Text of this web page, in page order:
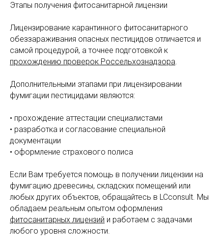
️Этапы получения фитосанитарной лицензии
Лицензирование карантинного фитосанитарного
обеззараживания опасных пестицидов отличается и
самой процедурой, а точнее подготовкой к
прохождению проверок Россельхознадзора.
Дополнительными этапами при лицензировании
фумигации пестицидами являются:
• прохождение аттестации специалистами
• разработка и согласование специальной
документации
• оформление страхового полиса
Если Вам требуется помощь в получении лицензии на
фумигацию древесины, складских помещений или
любых других объектов, обращайтесь в LCconsult. Мы
обладаем реальным опытом оформления
фитосанитарных лицензий и работаем с задачами
любого уровня сложности.